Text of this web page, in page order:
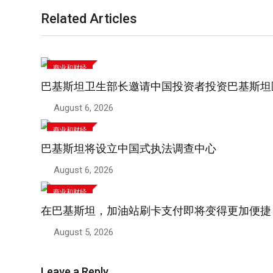
Related Articles
商业和财经
巴基斯坦卫生部长邀请中国投资者投资巴基斯
August 6, 2026
商业和财经
巴基斯坦将设立中国式执法调查中心
August 6, 2026
商业和财经
在巴基斯坦，加油站刷卡支付即将变得更加便捷
August 5, 2026